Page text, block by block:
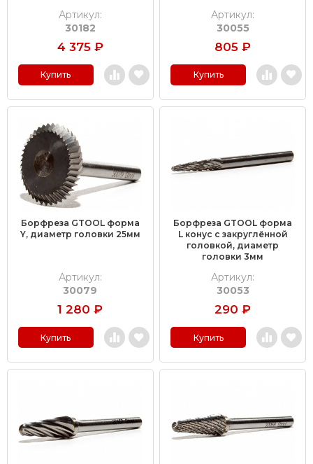
Артикул:
30182
4 375 ₽
Купить
Артикул:
30055
805 ₽
Купить
Борфреза GTOOL форма
Y, диаметр головки 25мм
Артикул:
30079
1 280 ₽
Купить
Борфреза GTOOL форма
L конус с закруглённой
головкой, диаметр
головки 3мм
Артикул:
30053
290 ₽
Купить